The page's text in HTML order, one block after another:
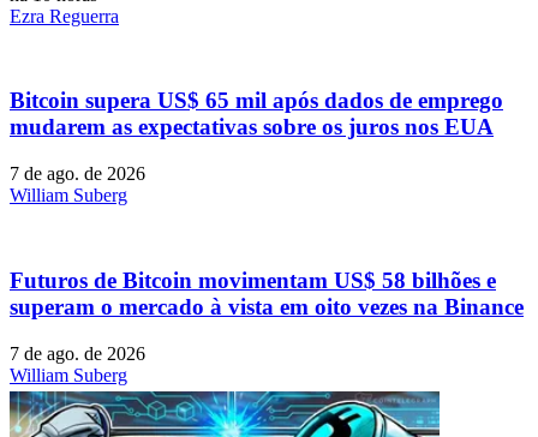
Ezra Reguerra
Bitcoin supera US$ 65 mil após dados de emprego
mudarem as expectativas sobre os juros nos EUA
7 de ago. de 2026
William Suberg
Futuros de Bitcoin movimentam US$ 58 bilhões e
superam o mercado à vista em oito vezes na Binance
7 de ago. de 2026
William Suberg